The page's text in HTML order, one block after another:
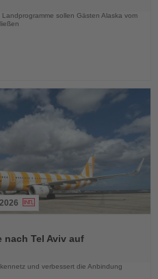
sollen Gästen Alaska vom
Tel Aviv auf
und verbessert die Anbindung